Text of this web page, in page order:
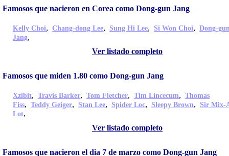
Famosos que nacieron en Corea como Dong-gun Jang
Kelly Choi, Chang-dong Lee, Sung Hi Lee, Si Won Choi, Dong-
Jang,
Ver listado completo
Famosos que miden 1.80 como Dong-gun Jang
Xzibit, Travis Barker, Tom Fletcher, Tim Lincecum, Thomas
Fiss, Teddy Geiger, Stan Lee, Spider Loc, Sleepy Brown, Sir Mix-
Lot,
Ver listado completo
Famosos que nacieron el dia 7 de marzo como Dong-gun Jang